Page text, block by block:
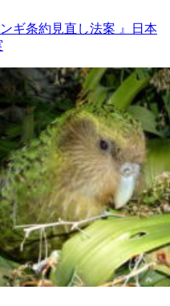
ギ条約見直し法案 』日本